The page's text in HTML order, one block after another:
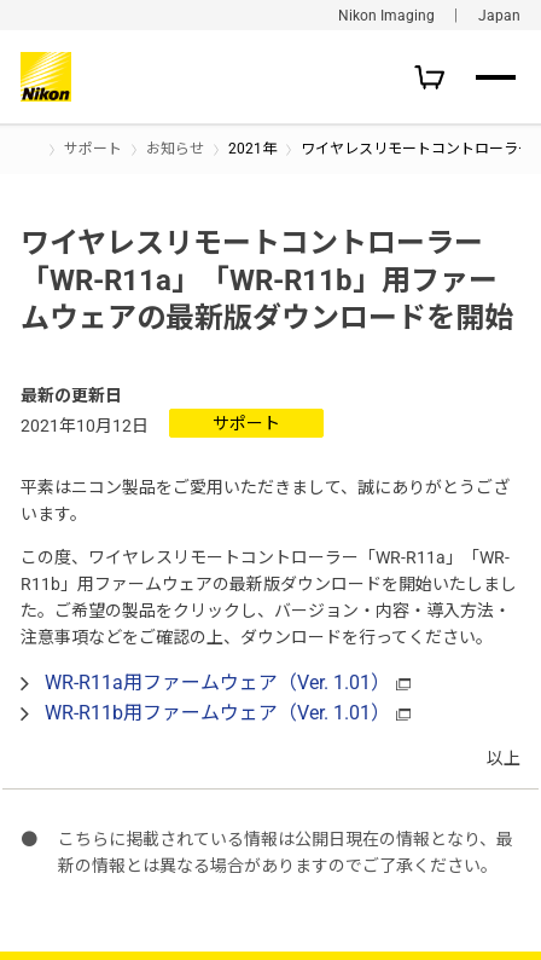
Nikon Imaging ｜ Japan
サポート お知らせ 2021年 ワイヤレスリモートコントローラー
ワイヤレスリモートコントローラー
「WR-R11a」「WR-R11b」用ファー
ムウェアの最新版ダウンロードを開始
最新の更新日
2021年10月12日
サポート
平素はニコン製品をご愛用いただきまして、誠にありがとうござ
います。
この度、ワイヤレスリモートコントローラー「WR-R11a」「WR-
R11b」用ファームウェアの最新版ダウンロードを開始いたしまし
た。ご希望の製品をクリックし、バージョン・内容・導入方法・
注意事項などをご確認の上、ダウンロードを行ってください。
WR-R11a用ファームウェア（Ver. 1.01）
WR-R11b用ファームウェア（Ver. 1.01）
以上
こちらに掲載されている情報は公開日現在の情報となり、最
新の情報とは異なる場合がありますのでご了承ください。